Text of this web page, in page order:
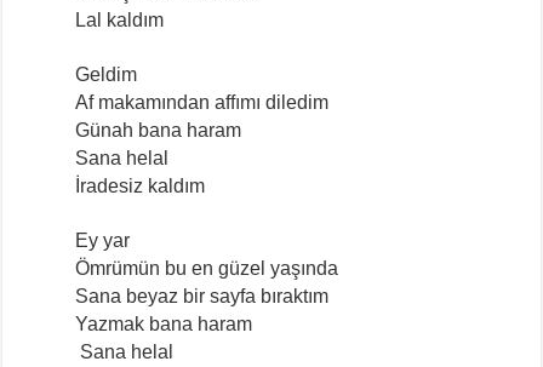
Lal kaldım
Geldim
Af makamından affımı diledim
Günah bana haram
Sana helal
İradesiz kaldım
Ey yar
Ömrümün bu en güzel yaşında
Sana beyaz bir sayfa bıraktım
Yazmak bana haram
Sana helal